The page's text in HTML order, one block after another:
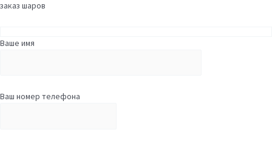
заказ шаров
Ваше имя
Ваш номер телефона